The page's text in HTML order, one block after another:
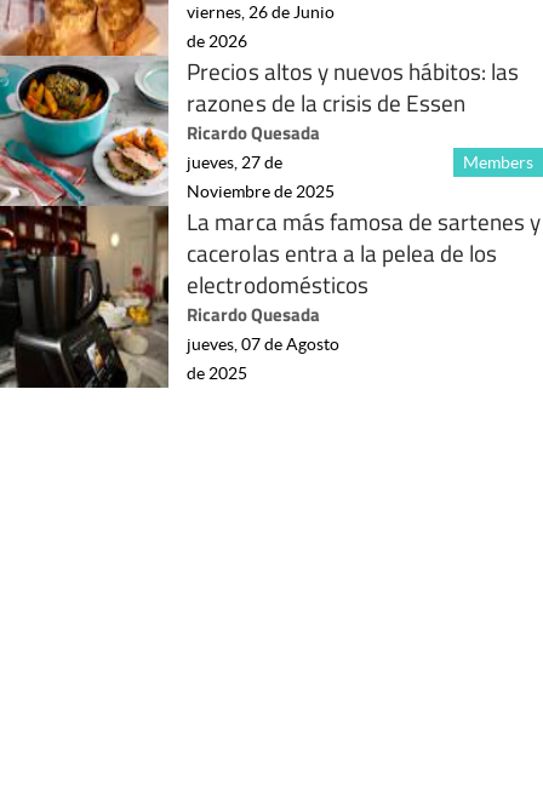
viernes, 26 de Junio
de 2026
Precios altos y nuevos hábitos: las
razones de la crisis de Essen
Ricardo Quesada
Members
jueves, 27 de
Noviembre de 2025
La marca más famosa de sartenes y
cacerolas entra a la pelea de los
electrodomésticos
Ricardo Quesada
jueves, 07 de Agosto
de 2025